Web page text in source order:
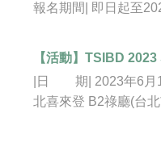
報名期間| 即日起至
【活動】TSIBD
|日 期| 2023年6月
北喜來登 B2祿廳(台